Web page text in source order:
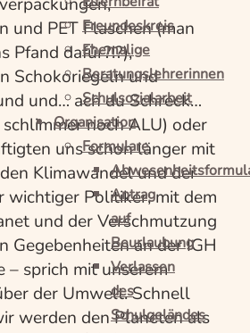
Freundeskreis
Ehemalige
Beratungslehrerinnen
Schulsozialarbeit
Organisation
Formulare
Antrag
auf
Beurlaubung
Verlassen
des
Schulgeländes
und PET Flaschen (man
Pfand dafür?!?),
Schokoriegeln und
und… ach du Schreck…
noch ALU) oder
uns schon länger mit
Klimawandel und der
wichtiger Politiker; mit dem
und der Verschmutzung
Gegebenheiten an der IGH
– sprich mit unserem
der Umwelt. Schnell
werden den Planeten als